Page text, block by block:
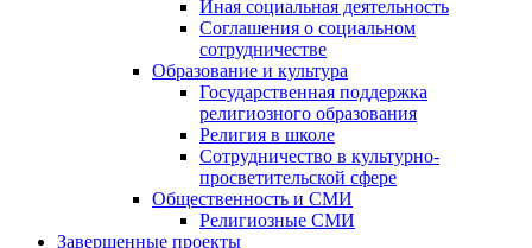
Иная социальная деятельность
Соглашения о социальном
сотрудничестве
Образование и культура
Государственная поддержка
религиозного образования
Религия в школе
Сотрудничество в культурно-
просветительской сфере
Общественность и СМИ
Религиозные СМИ
Завершенные проекты